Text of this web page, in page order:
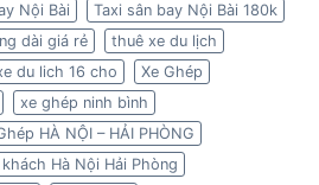
Nội Bài
Taxi sân bay Nội Bài 180k
dài giá rẻ
thuê xe du lịch
du lich 16 cho
Xe Ghép
xe ghép ninh bình
HÀ NỘI – HẢI PHÒNG
khách Hà Nội Hải Phòng